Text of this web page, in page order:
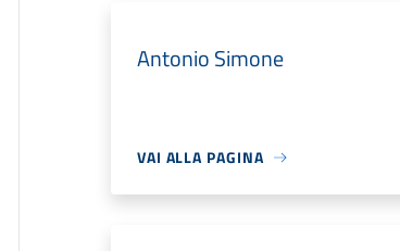
Antonio Simone
VAI ALLA PAGINA